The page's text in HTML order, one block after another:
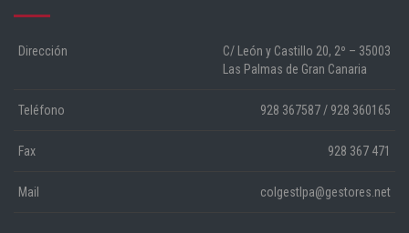
Dirección
C/ León y Castillo 20, 2º – 35003
Las Palmas de Gran Canaria
Teléfono 928 367587 / 928 360165
Fax 928 367 471
Mail colgestlpa@gestores.net